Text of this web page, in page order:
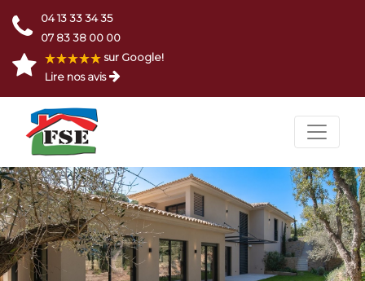
04 13 33 34 35
07 83 38 00 00
sur Google!
Lire nos avis